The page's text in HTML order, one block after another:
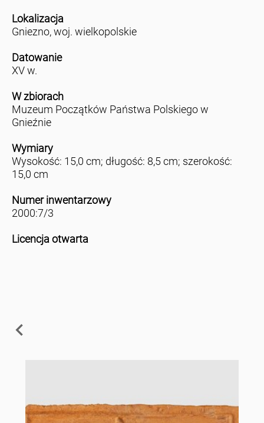
Lokalizacja
Gniezno, woj. wielkopolskie
Datowanie
XV w.
W zbiorach
Muzeum Początków Państwa Polskiego w
Gnieźnie
Wymiary
Wysokość: 15,0 cm; długość: 8,5 cm; szerokość:
15,0 cm
Numer inwentarzowy
2000:7/3
Licencja otwarta